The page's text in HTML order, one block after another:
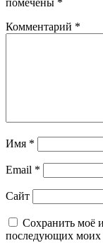
помечены *
Комментарий *
Имя *
Email *
Сайт
Сохранить моё
последующих моих